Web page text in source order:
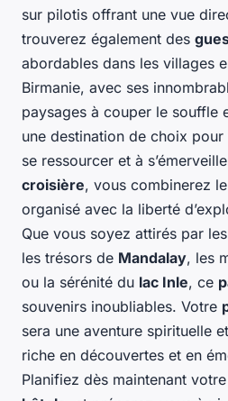
sur pilotis offrant une vue
trouverez également des
abordables dans les villages
Birmanie, avec ses
paysages à couper le souffle
une destination de choix
se ressourcer et à
croisière, vous combinerez
organisé avec la liberté
Que vous soyez attirés par les
les trésors de Mandalay, les
ou la sérénité du lac Inle, ce
souvenirs inoubliables. Votre
sera une aventure spirituelle
riche en découvertes et en
Planifiez dès maintenant votre